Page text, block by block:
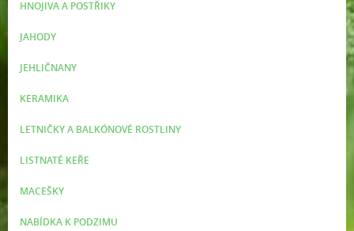
HNOJIVA A POSTŘIKY
JAHODY
JEHLIČNANY
KERAMIKA
LETNIČKY A BALKÓNOVÉ ROSTLINY
LISTNATÉ KEŘE
MACEŠKY
NABÍDKA K PODZIMU